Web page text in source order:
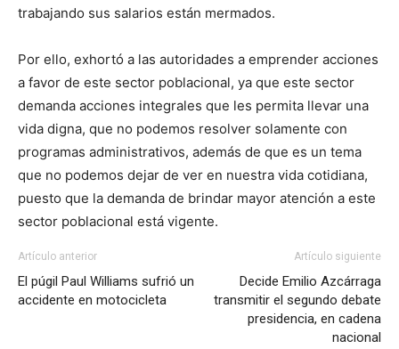
trabajando sus salarios están mermados.
Por ello, exhortó a las autoridades a emprender acciones
a favor de este sector poblacional, ya que este sector
demanda acciones integrales que les permita llevar una
vida digna, que no podemos resolver solamente con
programas administrativos, además de que es un tema
que no podemos dejar de ver en nuestra vida cotidiana,
puesto que la demanda de brindar mayor atención a este
sector poblacional está vigente.
Artículo anterior
El púgil Paul Williams sufrió un
accidente en motocicleta
Artículo siguiente
Decide Emilio Azcárraga
transmitir el segundo debate
presidencia, en cadena
nacional